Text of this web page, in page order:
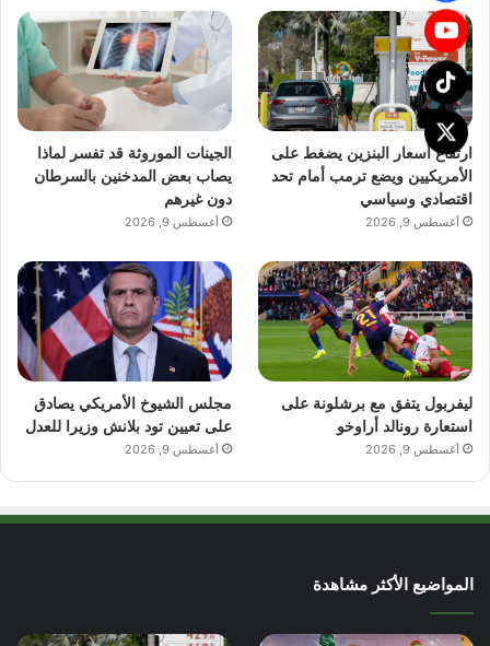
ارتفاع أسعار البنزين يضغط على
الأمريكيين ويضع ترمب أمام تحد
اقتصادي وسياسي
أغسطس 9, 2026
الجينات الموروثة قد تفسر لماذا
يصاب بعض المدخنين بالسرطان
دون غيرهم
أغسطس 9, 2026
ليفربول يتفق مع برشلونة على
استعارة رونالد أراوخو
أغسطس 9, 2026
مجلس الشيوخ الأمريكي يصادق
على تعيين تود بلانش وزيرا للعدل
أغسطس 9, 2026
المواضيع الأكثر مشاهدة